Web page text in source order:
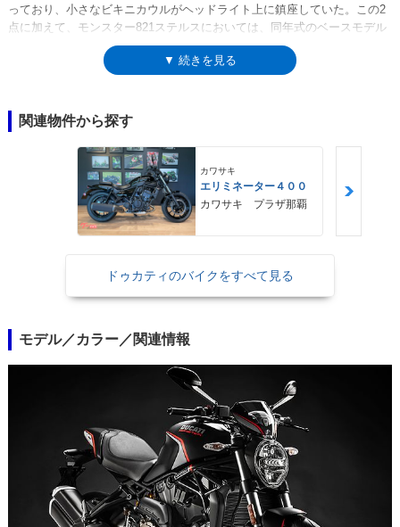
っており、小さなビキニカウルがヘッドライト上に鎮座していた。この2
点に加えて、モンスター821ステルスにおいては、同年式のベースモデル
ではオプション設定だったクイックシフター（DQS)が標準装備されてい
た。シフトチェンジ（アップ/ダウン）にクラッチ操作が不要になるDQS
ンジンはじめ、フレーム、ヘッドライト、シフトポジションも表示する
TFTカラー液晶のメーター、ABSやトラクションコントロールなどの電子
制御システムなどは、同年式のモンスター821と共通。
▼ 続きを見る
関連物件から探す
カワサキ
エリミネーター４００
カワサキ プラザ那覇
ドゥカティのバイクをすべて見る
モデル／カラー／関連情報